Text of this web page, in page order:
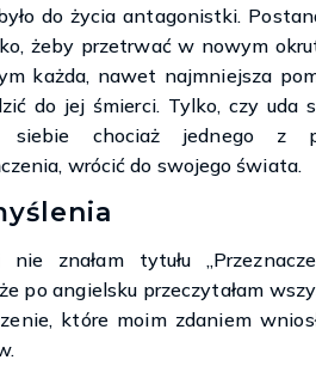
do życia antagonistki.
żeby przetrwać w nowym
każda, nawet najmniejsza
do jej śmierci. Tylko, czy uda
siebie chociaż jednego z
wrócić do swojego świata.
znałam tytułu
po angielsku przeczytałam
które moim zdaniem